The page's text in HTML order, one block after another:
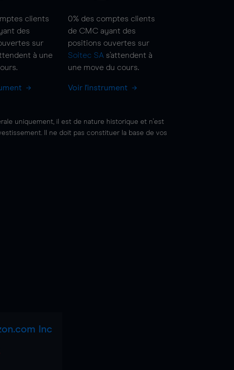
clients
des
sur
à une
0% des comptes clients
de CMC ayant des
positions ouvertes sur
Soitec SA s'attendent à
une move du cours.
Voir l'instrument
uniquement, il est de nature historique et n'est
Il ne doit pas constituer la base de vos
Inc